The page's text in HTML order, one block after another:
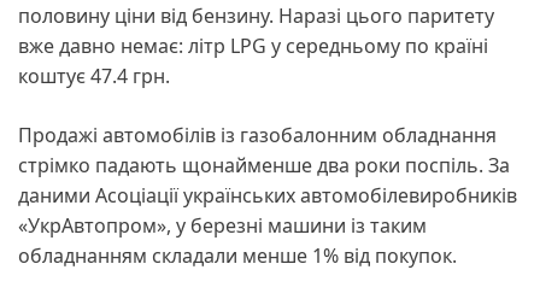
половину ціни від бензину. Наразі цього паритету
вже давно немає: літр LPG у середньому по країні
коштує 47.4 грн.
Продажі автомобілів із газобалонним обладнання
стрімко падають щонайменше два роки поспіль. За
даними Асоціації українських автомобілевиробників
«УкрАвтопром», у березні машини із таким
обладнанням складали менше 1% від покупок.